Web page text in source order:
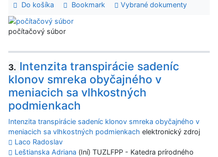
Do košíka Bookmark Vybrané dokumenty
počítačový súbor
3. Intenzita transpirácie sadeníc
klonov smreka obyčajného v
meniacich sa vlhkostných
podmienkach
Intenzita transpirácie sadeníc klonov smreka obyčajného v
meniacich sa vlhkostných podmienkach elektronický zdroj
Laco Radoslav
Leštianska Adriana (Iní) TUZLFPP - Katedra prírodného